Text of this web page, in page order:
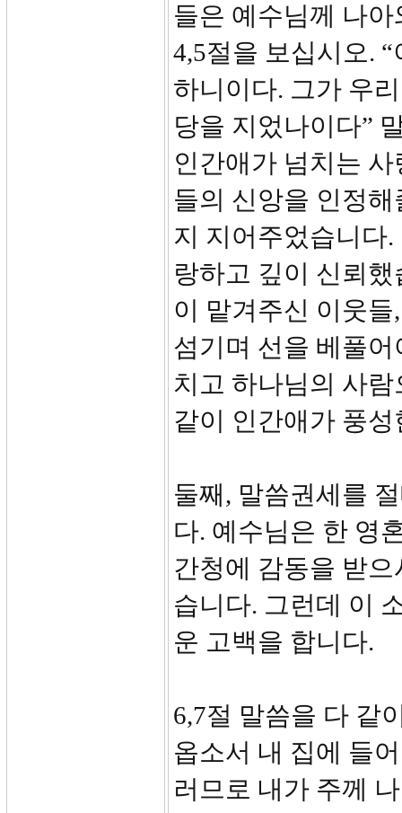
들은 예수님께 나
4,5절을 보십시오.
하니이다. 그가 우
당을 지었나이다”
인간애가 넘치는
들의 신앙을 인정
지 지어주었습니다
랑하고 깊이 신뢰
이 맡겨주신 이웃
섬기며 선을 베풀
치고 하나님의 사
같이 인간애가 풍
둘째, 말씀권세를
다. 예수님은 한 영
간청에 감동을 받
습니다. 그런데 이
운 고백을 합니다.
6,7절 말씀을 다 같
옵소서 내 집에 들
러므로 내가 주께